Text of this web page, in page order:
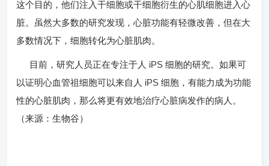
这个目的，他们注入干细胞或干细胞衍生的心肌细胞进入心
脏。虽然大多数的研究发现，心脏功能有轻微改善，但在大
多数情况下，细胞转化为心脏肌肉。
目前，研究人员正在专注于人 iPS 细胞的研究。如果可
以证明心血管祖细胞可以来自人 iPS 细胞，有能力成为功能
性的心脏肌肉，那么将更有效地治疗心脏病发作的病人。
（来源：生物谷）